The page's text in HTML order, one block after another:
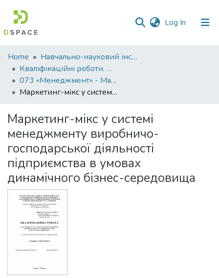
Log In (current)
Communities
&
Collections
All of DSpace
Statistics
Home
Навчально-науковий інститут економіки, управління, права та інформаційних технологій
Кваліфікаційні роботи. ННІ економіки, управління, права та ІТ
073 «Менеджмент» - Магістри 2022-2023
Маркетинг-мікс у системі менеджменту виробничо-господарської діяльності підприємства в умовах динамічного бізнес-середовища
Маркетинг-мікс у системі
менеджменту виробничо-
господарської діяльності
підприємства в умовах
динамічного бізнес-середовища